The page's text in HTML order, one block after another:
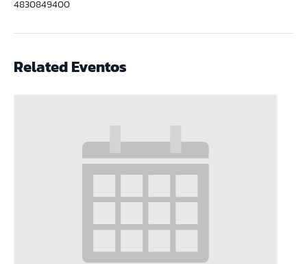
4830849400
Related Eventos